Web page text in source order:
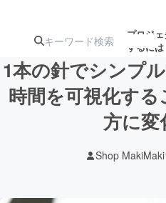
プロジ
するには
注目の新着プ
1本の針でシンプ
時間を可視化す
方に変
Shop MakiMaki